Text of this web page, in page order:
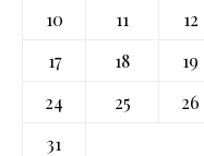
10
11 12
17
18 19
24
25 26
31